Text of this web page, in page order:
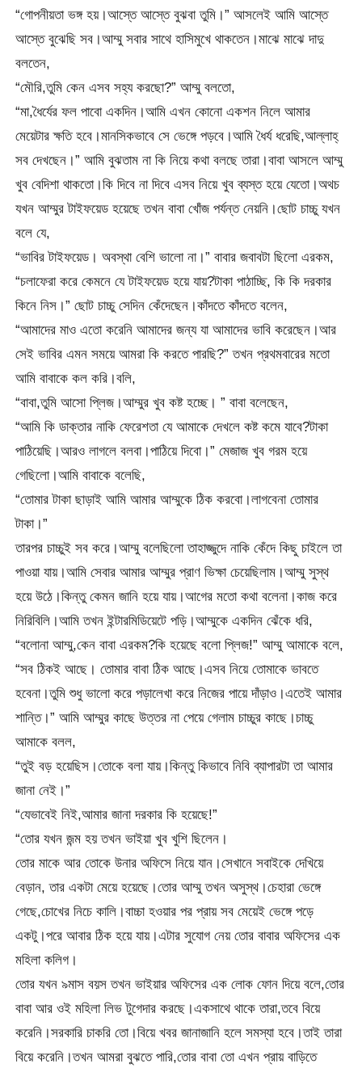
“গোপনীয়তা ভঙ্গ হয়।আস্তে আস্তে বুঝবা তুমি।” আসলেই আমি আস্তে
আস্তে বুঝেছি সব।আম্মু সবার সাথে হাসিমুখে থাকতেন।মাঝে মাঝে দাদু
বলতেন,
“মৌরি,তুমি কেন এসব সহ্য করছো?” আম্মু বলতো,
“মা,ধৈর্যের ফল পাবো একদিন।আমি এখন কোনো একশন নিলে আমার
মেয়েটার ক্ষতি হবে।মানসিকভাবে সে ভেঙ্গে পড়বে।আমি ধৈর্য ধরেছি,আল্লাহ্
সব দেখছেন।” আমি বুঝতাম না কি নিয়ে কথা বলছে তারা।বাবা আসলে আম্মু
খুব বেদিশা থাকতো।কি দিবে না দিবে এসব নিয়ে খুব ব্যস্ত হয়ে যেতো।অথচ
যখন আম্মুর টাইফয়েড হয়েছে তখন বাবা খোঁজ পর্যন্ত নেয়নি।ছোট চাচ্চু যখন
বলে যে,
“ভাবির টাইফয়েড। অবস্থা বেশি ভালো না।” বাবার জবাবটা ছিলো এরকম,
“চলাফেরা করে কেমনে যে টাইফয়েড হয়ে যায়?টাকা পাঠাচ্ছি, কি কি দরকার
কিনে নিস।” ছোট চাচ্চু সেদিন কেঁদেছেন।কাঁদতে কাঁদতে বলেন,
“আমাদের মাও এতো করেনি আমাদের জন্য যা আমাদের ভাবি করেছেন।আর
সেই ভাবির এমন সময়ে আমরা কি করতে পারছি?” তখন প্রথমবারের মতো
আমি বাবাকে কল করি।বলি,
“বাবা,তুমি আসো প্লিজ।আম্মুর খুব কষ্ট হচ্ছে। ” বাবা বলেছেন,
“আমি কি ডাক্তার নাকি ফেরেশতা যে আমাকে দেখলে কষ্ট কমে যাবে?টাকা
পাঠিয়েছি।আরও লাগলে বলবা।পাঠিয়ে দিবো।” মেজাজ খুব গরম হয়ে
গেছিলো।আমি বাবাকে বলেছি,
“তোমার টাকা ছাড়াই আমি আমার আম্মুকে ঠিক করবো।লাগবেনা তোমার
টাকা।”
তারপর চাচ্চুই সব করে।আম্মু বলেছিলো তাহাজ্জুদে নাকি কেঁদে কিছু চাইলে তা
পাওয়া যায়।আমি সেবার আমার আম্মুর প্রাণ ভিক্ষা চেয়েছিলাম।আম্মু সুস্থ
হয়ে উঠে।কিন্তু কেমন জানি হয়ে যায়।আগের মতো কথা বলেনা।কাজ করে
নিরিবিলি।আমি তখন ইন্টারমিডিয়েটে পড়ি।আম্মুকে একদিন ঝেঁকে ধরি,
“বলোনা আম্মু,কেন বাবা এরকম?কি হয়েছে বলো প্লিজ!” আম্মু আমাকে বলে,
“সব ঠিকই আছে। তোমার বাবা ঠিক আছে।এসব নিয়ে তোমাকে ভাবতে
হবেনা।তুমি শুধু ভালো করে পড়ালেখা করে নিজের পায়ে দাঁড়াও।এতেই আমার
শান্তি।” আমি আম্মুর কাছে উত্তর না পেয়ে গেলাম চাচ্চুর কাছে।চাচ্চু
আমাকে বলল,
“তুই বড় হয়েছিস।তোকে বলা যায়।কিন্তু কিভাবে নিবি ব্যাপারটা তা আমার
জানা নেই।”
“যেভাবেই নিই,আমার জানা দরকার কি হয়েছে!”
“তোর যখন জন্ম হয় তখন ভাইয়া খুব খুশি ছিলেন।
তোর মাকে আর তোকে উনার অফিসে নিয়ে যান।সেখানে সবাইকে দেখিয়ে
বেড়ান, তার একটা মেয়ে হয়েছে।তোর আম্মু তখন অসুস্থ।চেহারা ভেঙ্গে
গেছে,চোখের নিচে কালি।বাচ্চা হওয়ার পর প্রায় সব মেয়েই ভেঙ্গে পড়ে
একটু।পরে আবার ঠিক হয়ে যায়।এটার সুযোগ নেয় তোর বাবার অফিসের এক
মহিলা কলিগ।
তোর যখন ৯মাস বয়স তখন ভাইয়ার অফিসের এক লোক ফোন দিয়ে বলে,তোর
বাবা আর ওই মহিলা লিভ টুগেদার করছে।একসাথে থাকে তারা,তবে বিয়ে
করেনি।সরকারি চাকরি তো।বিয়ে খবর জানাজানি হলে সমস্যা হবে।তাই তারা
বিয়ে করেনি।তখন আমরা বুঝতে পারি,তোর বাবা তো এখন প্রায় বাড়িতে